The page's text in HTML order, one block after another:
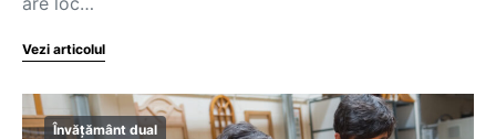
Vezi articolul
Învățământ dual